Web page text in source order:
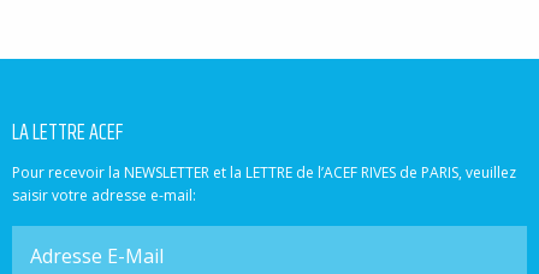
LA LETTRE ACEF
Pour recevoir la NEWSLETTER et la LETTRE de l’ACEF RIVES de PARIS, veuillez
saisir votre adresse e-mail: